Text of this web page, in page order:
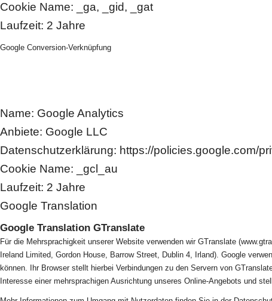
Cookie Name: _ga, _gid, _gat
Laufzeit: 2 Jahre
Google Conversion-Verknüpfung
Name: Google Analytics
Anbiete: Google LLC
Datenschutzerklärung: https://policies.google.com/
Cookie Name: _gcl_au
Laufzeit: 2 Jahre
Google Translation
Google Translation GTranslate
Für die Mehrsprachigkeit unserer Website verwenden wir GTranslate
Ireland Limited, Gordon House, Barrow Street, Dublin 4, Irland). Google
können. Ihr Browser stellt hierbei Verbindungen zu den Servern von
Interesse einer mehrsprachigen Ausrichtung unseres Online-Angebots und